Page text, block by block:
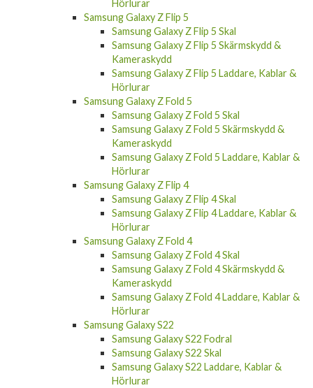
Hörlurar
Samsung Galaxy Z Flip 5
Samsung Galaxy Z Flip 5 Skal
Samsung Galaxy Z Flip 5 Skärmskydd &
Kameraskydd
Samsung Galaxy Z Flip 5 Laddare, Kablar &
Hörlurar
Samsung Galaxy Z Fold 5
Samsung Galaxy Z Fold 5 Skal
Samsung Galaxy Z Fold 5 Skärmskydd &
Kameraskydd
Samsung Galaxy Z Fold 5 Laddare, Kablar &
Hörlurar
Samsung Galaxy Z Flip 4
Samsung Galaxy Z Flip 4 Skal
Samsung Galaxy Z Flip 4 Laddare, Kablar &
Hörlurar
Samsung Galaxy Z Fold 4
Samsung Galaxy Z Fold 4 Skal
Samsung Galaxy Z Fold 4 Skärmskydd &
Kameraskydd
Samsung Galaxy Z Fold 4 Laddare, Kablar &
Hörlurar
Samsung Galaxy S22
Samsung Galaxy S22 Fodral
Samsung Galaxy S22 Skal
Samsung Galaxy S22 Laddare, Kablar &
Hörlurar